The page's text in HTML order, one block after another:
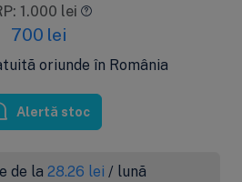
1.000 lei
700 lei
oriunde în România
Alertă stoc
de la 28.26 lei / lună